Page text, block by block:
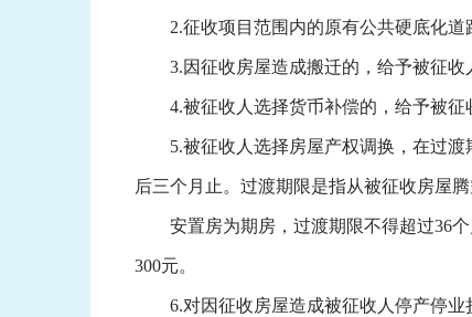
2.征收项目范围内的原有公共硬底化道
3.因征收房屋造成搬迁的，给予被征收
4.被征收人选择货币补偿的，给予被征
5.被征收人选择房屋产权调换，在过渡
后三个月止。过渡期限是指从被征收房屋
安置房为期房，过渡期限不得超过36个
300元。
6.对因征收房屋造成被征收人停产停业